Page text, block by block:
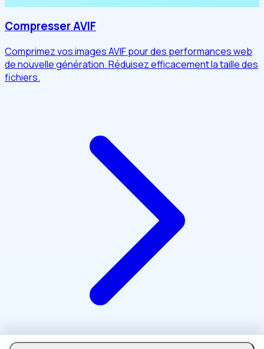
Compresser AVIF
Comprimez vos images AVIF pour des performances web
de nouvelle génération. Réduisez efficacement la taille des
fichiers.